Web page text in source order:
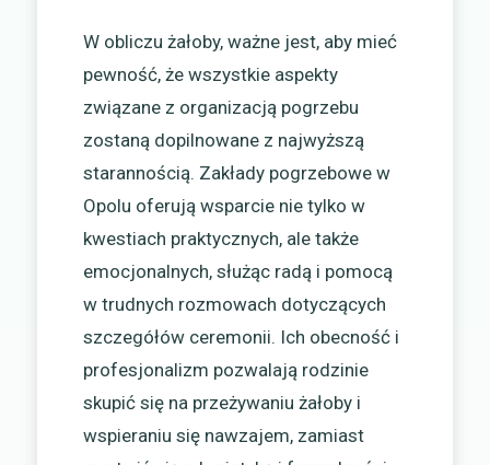
W obliczu żałoby, ważne jest, aby mieć
pewność, że wszystkie aspekty
związane z organizacją pogrzebu
zostaną dopilnowane z najwyższą
starannością. Zakłady pogrzebowe w
Opolu oferują wsparcie nie tylko w
kwestiach praktycznych, ale także
emocjonalnych, służąc radą i pomocą
w trudnych rozmowach dotyczących
szczegółów ceremonii. Ich obecność i
profesjonalizm pozwalają rodzinie
skupić się na przeżywaniu żałoby i
wspieraniu się nawzajem, zamiast